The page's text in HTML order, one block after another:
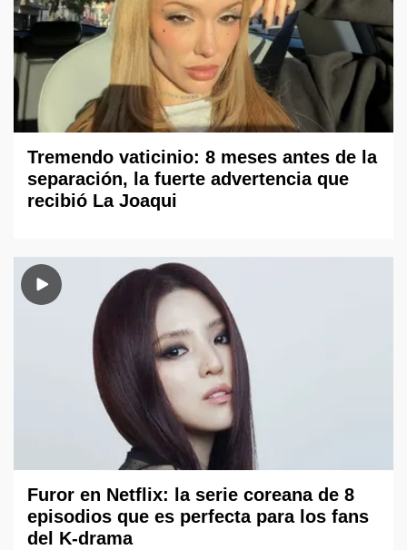
Tremendo vaticinio: 8 meses antes de la
separación, la fuerte advertencia que
recibió La Joaqui
Furor en Netflix: la serie coreana de 8
episodios que es perfecta para los fans
del K-drama